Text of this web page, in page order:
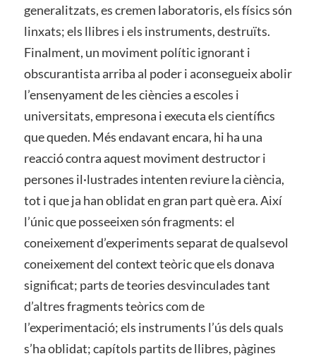
generalitzats, es cremen laboratoris, els físics són
linxats; els llibres i els instruments, destruïts.
Finalment, un moviment polític ignorant i
obscurantista arriba al poder i aconsegueix abolir
l’ensenyament de les ciències a escoles i
universitats, empresona i executa els científics
que queden. Més endavant encara, hi ha una
reacció contra aquest moviment destructor i
persones il·lustrades intenten reviure la ciència,
tot i que ja han oblidat en gran part què era. Així
l’únic que posseeixen són fragments: el
coneixement d’experiments separat de qualsevol
coneixement del context teòric que els donava
significat; parts de teories desvinculades tant
d’altres fragments teòrics com de
l’experimentació; els instruments l’ús dels quals
s’ha oblidat; capítols partits de llibres, pàgines